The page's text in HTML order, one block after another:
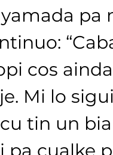
cos
Mi lo
tin un
pa cualke